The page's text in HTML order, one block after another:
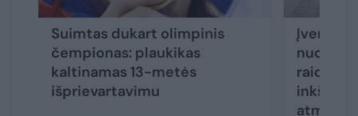
Suimtas dukart olimpinis
čempionas: plaukikas
kaltinamas 13-metės
išprievartavimu
Įvertino
raidės
inkš,